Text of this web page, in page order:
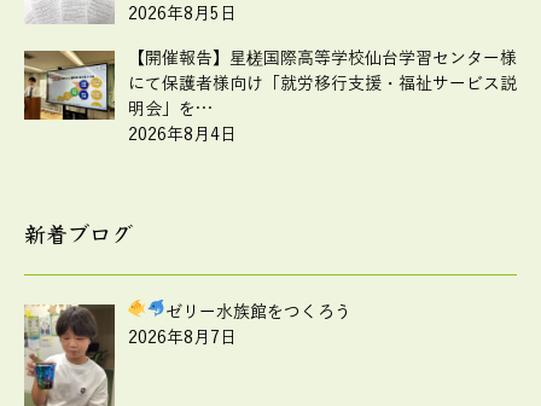
2026年8月5日
【開催報告】星槎国際高等学校仙台学習センター様
にて保護者様向け「就労移行支援・福祉サービス説
明会」を…
2026年8月4日
新着ブログ
ゼリー水族館をつくろう
2026年8月7日